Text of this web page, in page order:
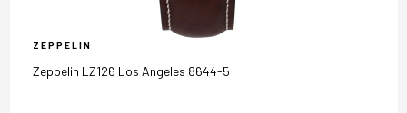
ZEPPELIN
Zeppelin LZ126 Los Angeles 8644-5